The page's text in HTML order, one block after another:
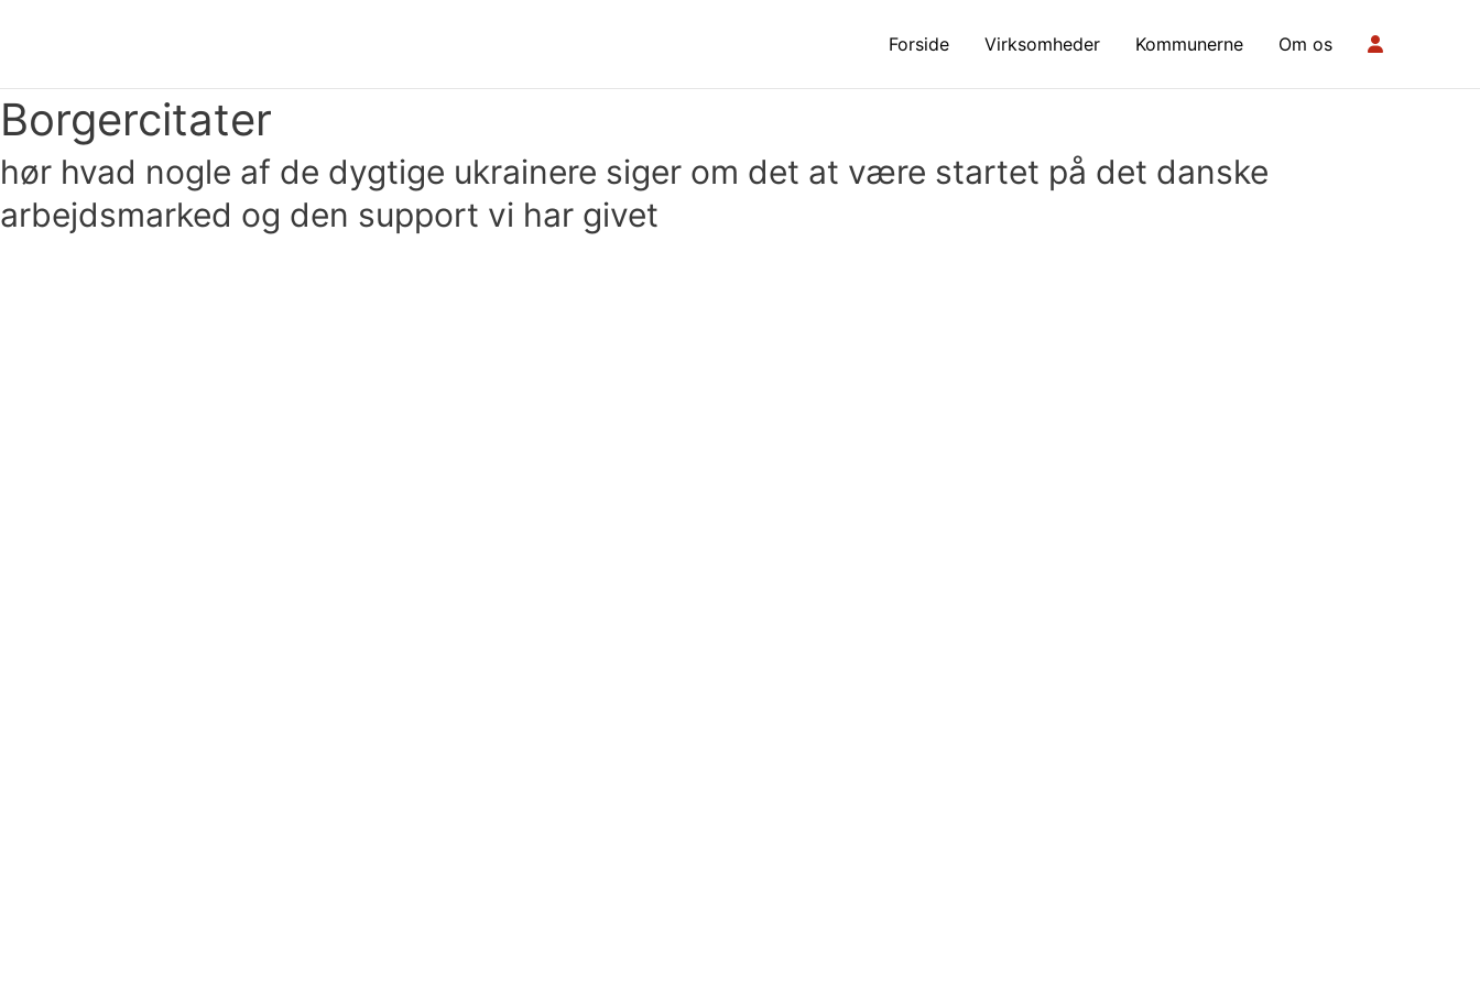
Forside Virksomheder Kommunerne Om os
Borgercitater
hør hvad nogle af de dygtige ukrainere siger om det at være startet på det danske
arbejdsmarked og den support vi har givet